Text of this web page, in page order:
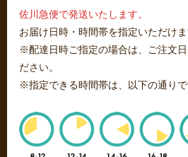
佐川急便で発送いたします。
お届け日時・時間帯を指定いただけま
※配達日時ご指定の場合は、ご注文
ださい。
※指定できる時間帯は、以下の通りで